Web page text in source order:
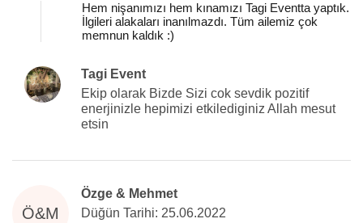
Hem nişanımızı hem kınamızı Tagi Eventta yaptık.
İlgileri alakaları inanılmazdı. Tüm ailemiz çok
memnun kaldık :)
Tagi Event
Ekip olarak Bizde Sizi cok sevdik pozitif
enerjinizle hepimizi etkilediginiz Allah mesut
etsin
Ö&M
Özge & Mehmet
Düğün Tarihi: 25.06.2022